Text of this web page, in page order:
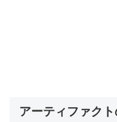
アーティファク